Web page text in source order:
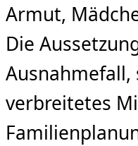
Armut,
Die
Ausnahmefall,
verbreitetes